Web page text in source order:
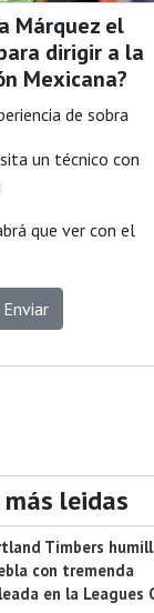
Márquez el
dirigir a la
Mexicana?
de sobra
un técnico con
que ver con el
Enviar
más leidas
Timbers
con tremenda
en la Leagues